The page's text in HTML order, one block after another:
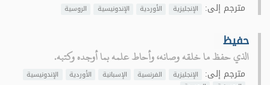
مترجم إلى: الإنجليزية الأوردية الإندونيسية الروسية
حفيظ
الذي حفظ ما خلقه وصانه، وأحاط علمه بما أوجده وكتبه.
مترجم إلى: الإنجليزية الفرنسية الإسبانية الأوردية
الإندونيسية